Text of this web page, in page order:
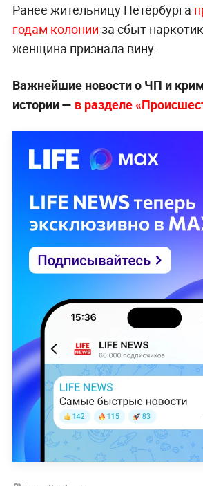
Ранее жительницу Петербурга
годам колонии за сбыт
женщина признала вину.
Важнейшие новости о ЧП и
истории — в разделе